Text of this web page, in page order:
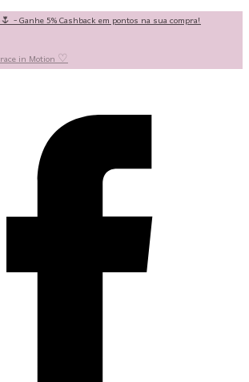
- Ganhe 5% Cashback em pontos na sua compra!
in Motion ♡